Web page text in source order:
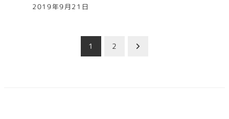
2019年9月21日
1 2